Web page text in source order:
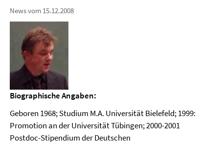
News vom 15.12.2008
Biographische Angaben:
Geboren 1968; Studium M.A. Universität Bielefeld; 1999:
Promotion an der Universität Tübingen; 2000-2001
Postdoc-Stipendium der Deutschen